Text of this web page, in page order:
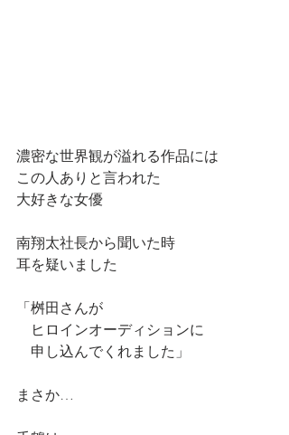
濃密な世界観が溢れる作品には
この人ありと言われた
大好きな女優
南翔太社長から聞いた時
耳を疑いました
「桝田さんが
ヒロインオーディションに
申し込んでくれました」
まさか…